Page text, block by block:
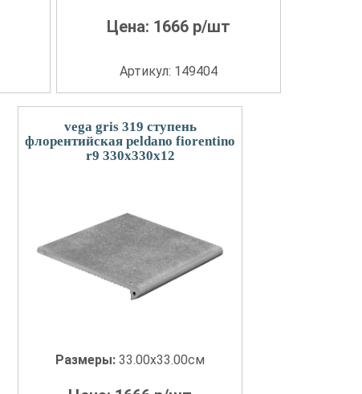
Цена: 1666 р/шт
Артикул: 149404
vega gris 319 ступень
флорентийская peldano fiorentino
r9 330x330x12
Размеры:33.00x33.00см